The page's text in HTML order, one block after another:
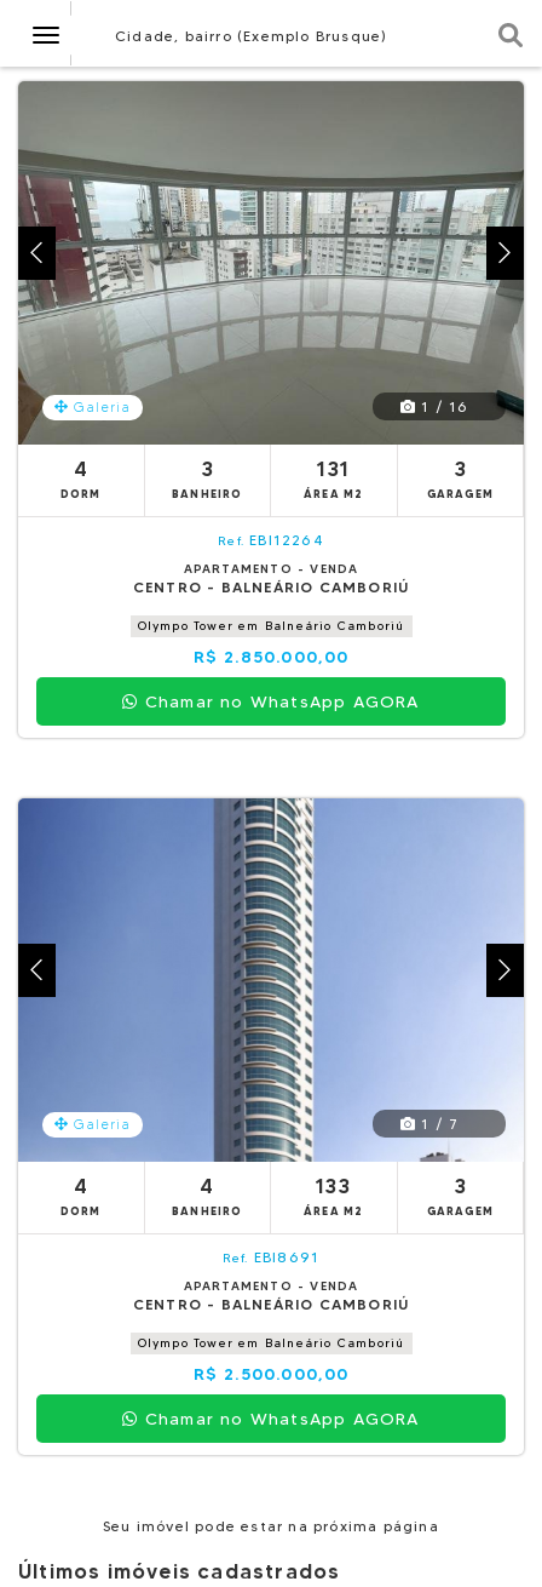
NavegaçãoCidade, bairro (Exemplo Brusque)
Galeria 1 / 16
4
DORM
3
BANHEIRO
131
ÁREA M2
3
GARAGEM
Ref. EBI12264
APARTAMENTO - VENDA
CENTRO - BALNEÁRIO CAMBORIÚ
Olympo Tower em Balneário Camboriú
R$ 2.850.000,00
Chamar no WhatsApp AGORA
Galeria 1 / 7
4
DORM
4
BANHEIRO
133
ÁREA M2
3
GARAGEM
Ref. EBI8691
APARTAMENTO - VENDA
CENTRO - BALNEÁRIO CAMBORIÚ
Olympo Tower em Balneário Camboriú
R$ 2.500.000,00
Chamar no WhatsApp AGORA
Seu imóvel pode estar na próxima página
Últimos imóveis cadastrados